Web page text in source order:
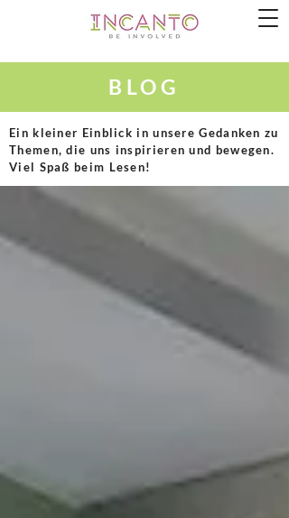
BLOG
Ein kleiner Einblick in unsere Gedanken zu
Themen, die uns inspirieren und bewegen.
Viel Spaß beim Lesen!